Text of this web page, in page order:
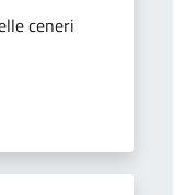
ceneri